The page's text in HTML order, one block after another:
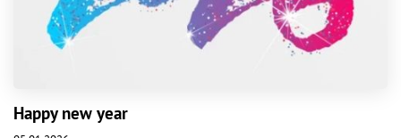
Happy new year